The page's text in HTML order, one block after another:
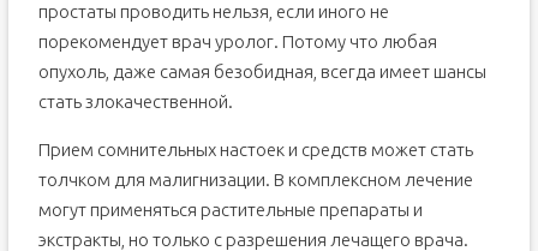
простаты проводить нельзя, если иного не
порекомендует врач уролог. Потому что любая
опухоль, даже самая безобидная, всегда имеет шансы
стать злокачественной.
Прием сомнительных настоек и средств может стать
толчком для малигнизации. В комплексном лечение
могут применяться растительные препараты и
экстракты, но только с разрешения лечащего врача.